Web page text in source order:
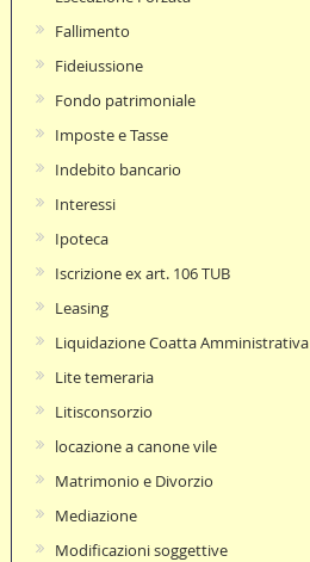
Fallimento
Fideiussione
Fondo patrimoniale
Imposte e Tasse
Indebito bancario
Interessi
Ipoteca
Iscrizione ex art. 106 TUB
Leasing
Liquidazione Coatta Amministrativa
Lite temeraria
Litisconsorzio
locazione a canone vile
Matrimonio e Divorzio
Mediazione
Modificazioni soggettive